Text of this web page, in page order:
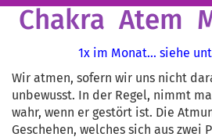
Chakra Atem
1x im Monat... siehe
Wir atmen, sofern wir uns nicht
unbewusst. In der Regel, nimmt
wahr, wenn er gestört ist. Die
Geschehen, welches sich aus zwei